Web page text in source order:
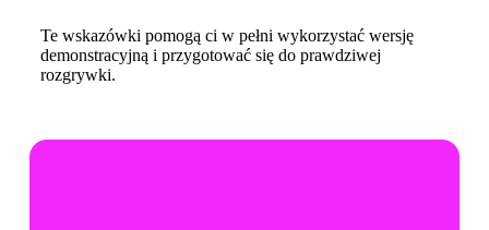
Te wskazówki pomogą ci w pełni wykorzystać wersję
demonstracyjną i przygotować się do prawdziwej
rozgrywki.